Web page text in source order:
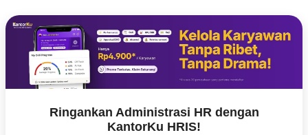
Ringankan Administrasi HR dengan
KantorKu HRIS!